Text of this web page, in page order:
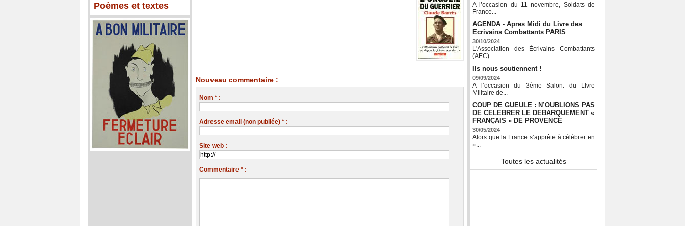
Poèmes et textes
Nouveau commentaire :
Nom * :
Adresse email (non publiée) * :
Site web :
Commentaire * :
A l’occasion du 11 novembre, Soldats de
France...
AGENDA - Apres Midi du Livre des
Ecrivains Combattants PARIS
30/10/2024
L'Association des Écrivains Combattants
(AEC)...
Ils nous soutiennent !
09/09/2024
A l’occasion du 3ème Salon. du LIvre
Militaire de...
COUP DE GUEULE : N’OUBLIONS PAS
DE CELEBRER LE DEBARQUEMENT «
FRANÇAIS » DE PROVENCE
30/05/2024
Alors que la France s’apprête à célébrer en
«...
Toutes les actualités